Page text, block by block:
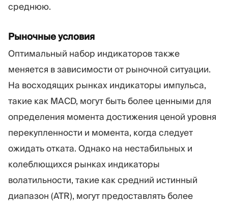
среднюю.
Рыночные условия
Оптимальный набор индикаторов также
меняется в зависимости от рыночной ситуации.
На восходящих рынках индикаторы импульса,
такие как MACD, могут быть более ценными для
определения момента достижения ценой уровня
перекупленности и момента, когда следует
ожидать отката. Однако на нестабильных и
колеблющихся рынках индикаторы
волатильности, такие как средний истинный
диапазон (ATR), могут предоставлять более